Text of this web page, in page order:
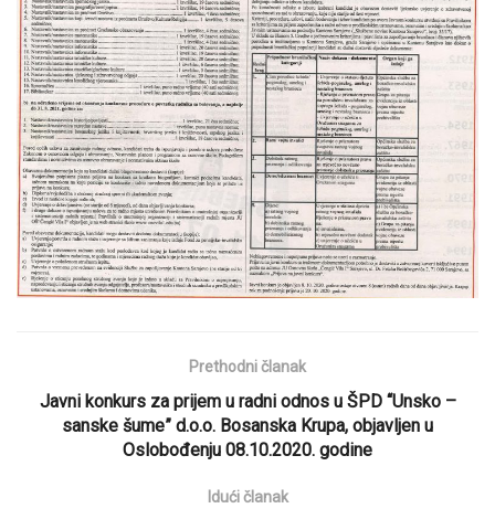
Prethodni članak
Javni konkurs za prijem u radni odnos u ŠPD “Unsko –
sanske šume” d.o.o. Bosanska Krupa, objavljen u
Oslobođenju 08.10.2020. godine
Idući članak